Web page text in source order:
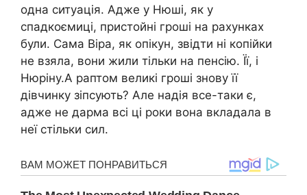
одна ситуація. Адже у Нюші, як у
спадкоємиці, пристойні гроші на рахунках
були. Сама Віра, як опікун, звідти ні копійки
не взяла, вони жили тільки на пенсію. Її, і
Нюріну.А раптом великі гроші знову її
дівчинку зіпсують? Але надія все-таки є,
адже не дарма всі ці роки вона вкладала в
неї стільки сил.